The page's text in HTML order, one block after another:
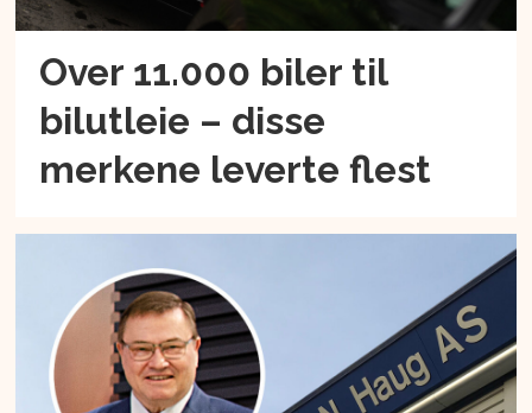
Over 11.000 biler til
bilutleie – disse
merkene leverte flest